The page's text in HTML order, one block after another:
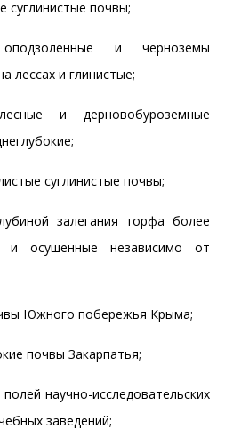
суглинистые почвы;
и черноземы
лессах и глинистые;
и дерновобуроземные
суглинистые почвы;
залегания торфа более
и осушенные независимо от
Южного побережья Крыма;
почвы Закарпатья;
научно-исследовательских
заведений;